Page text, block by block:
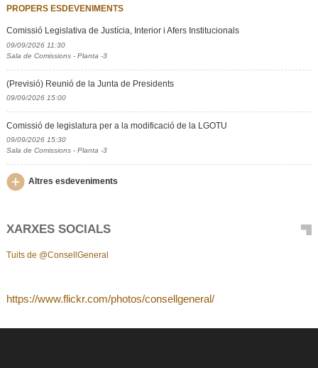
PROPERS ESDEVENIMENTS
Comissió Legislativa de Justícia, Interior i Afers Institucionals
09/09/2026 11:30
Sala de Comissions - Planta -3
(Previsió) Reunió de la Junta de Presidents
09/09/2026 15:00
Comissió de legislatura per a la modificació de la LGOTU
09/09/2026 15:30
Sala de Comissions - Planta -3
Altres esdeveniments
XARXES SOCIALS
Tuits de @ConsellGeneral
https://www.flickr.com/photos/consellgeneral/